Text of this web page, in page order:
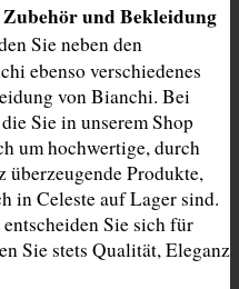
und Bekleidung
Sie neben den
ebenso verschiedenes
von Bianchi. Bei
Sie in unserem Shop
um hochwertige, durch
überzeugende Produkte,
in Celeste auf Lager sind.
Sie sich für
Sie stets Qualität, Eleganz